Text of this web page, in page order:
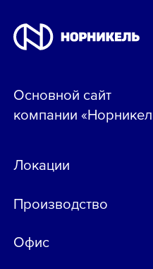
Основной сайт
компании
Локации
Производство
Офис